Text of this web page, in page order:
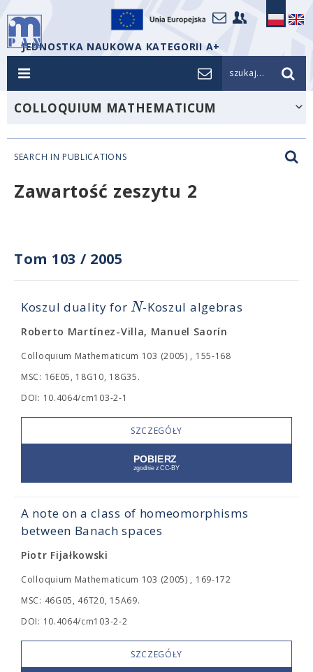
JEDNOSTKA NAUKOWA KATEGORII A+
szukaj...
COLLOQUIUM MATHEMATICUM
SEARCH IN PUBLICATIONS
Zawartość zeszytu 2
Tom 103 / 2005
Koszul duality forN-Koszul algebras
Roberto Martínez-Villa, Manuel Saorín
Colloquium Mathematicum 103 (2005) , 155-168
MSC: 16E05, 18G10, 18G35.
DOI: 10.4064/cm103-2-1
SZCZEGÓŁY
A note on a class of homeomorphisms
between Banach spaces
Piotr Fijałkowski
Colloquium Mathematicum 103 (2005) , 169-172
MSC: 46G05, 46T20, 15A69.
DOI: 10.4064/cm103-2-2
SZCZEGÓŁY